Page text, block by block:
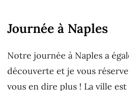
Journée à Naples
Notre journée à Naples a
découverte et je vous
vous en dire plus ! La ville